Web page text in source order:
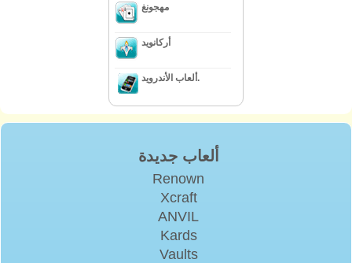
مهجونغ
أركانويد
ألعاب الأندرويد.
ألعاب جديدة
Renown
Xcraft
ANVIL
Kards
Vaults